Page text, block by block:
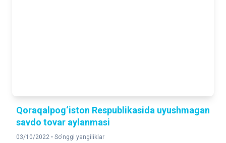
Qoraqalpog‘iston Respublikasida uyushmagan
savdo tovar aylanmasi
03/10/2022 • So'nggi yangiliklar